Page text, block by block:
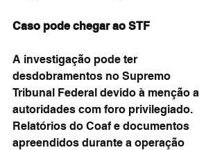
Caso pode chegar ao STF
A investigação pode ter
desdobramentos no Supremo
Tribunal Federal devido à menção a
autoridades com foro privilegiado.
Relatórios do Coaf e documentos
apreendidos durante a operação